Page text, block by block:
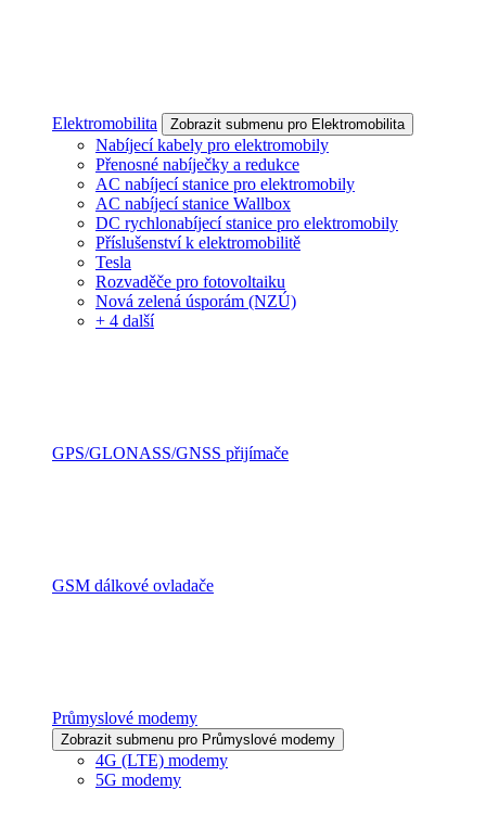
Elektromobilita Zobrazit submenu pro Elektromobilita
Nabíjecí kabely pro elektromobily
Přenosné nabíječky a redukce
AC nabíjecí stanice pro elektromobily
AC nabíjecí stanice Wallbox
DC rychlonabíjecí stanice pro elektromobily
Příslušenství k elektromobilitě
Tesla
Rozvaděče pro fotovoltaiku
Nová zelená úsporám (NZÚ)
+ 4 další
GPS/GLONASS/GNSS přijímače
GSM dálkové ovladače
Průmyslové modemy
Zobrazit submenu pro Průmyslové modemy
4G (LTE) modemy
5G modemy